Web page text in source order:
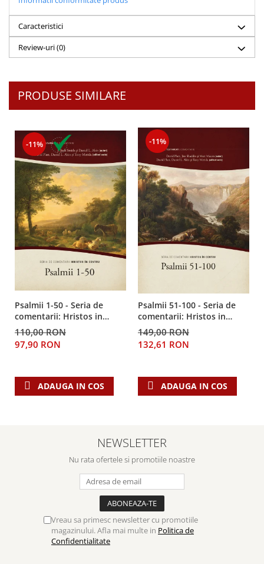
Caracteristici
Review-uri(0)
PRODUSE SIMILARE
-11%
Psalmii 1-50 - Seria de
comentarii: Hristos in
centru
110,00 RON
97,90 RON
ADAUGA IN COS
-11%
Psalmii 51-100 - Seria de
comentarii: Hristos in
centru
149,00 RON
132,61 RON
ADAUGA IN COS
NEWSLETTER
Nu rata ofertele si promotiile noastre
Vreau sa primesc newsletter cu promotiile
magazinului. Afla mai multe in Politica de
Confidentialitate